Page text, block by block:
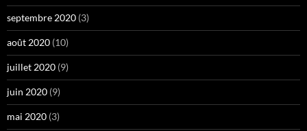
septembre 2020 (3)
août 2020 (10)
juillet 2020 (9)
juin 2020 (9)
mai 2020 (3)